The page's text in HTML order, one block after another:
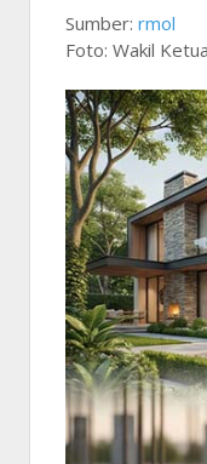
Sumber: rmol
Foto: Wakil